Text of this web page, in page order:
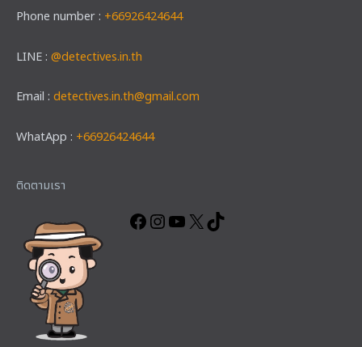
Phone number : +66926424644
LINE : @detectives.in.th
Email : detectives.in.th@gmail.com
WhatApp : +66926424644
ติดตามเรา